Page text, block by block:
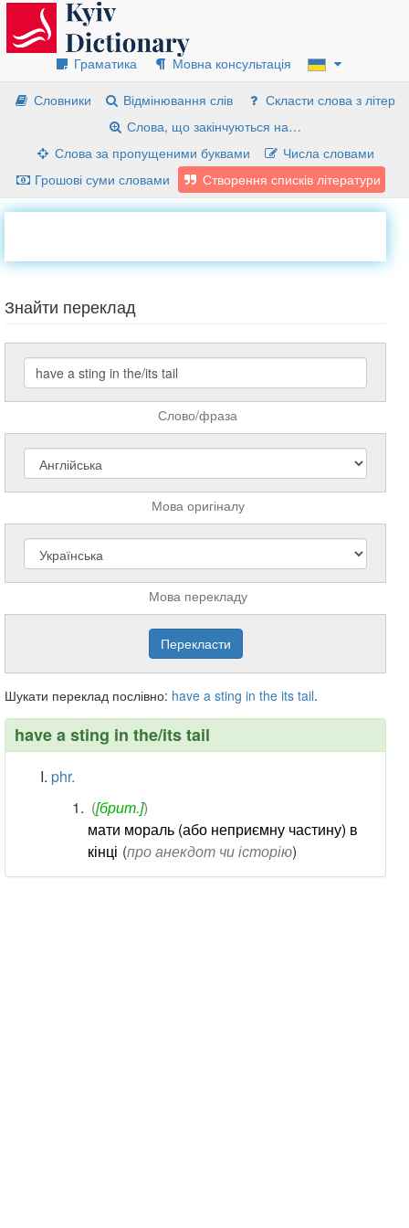
Граматика
Мовна консультація
Словники
Відмінювання слів
Скласти слова з літер
Слова, що закінчуються на…
Слова за пропущеними буквами
Числа словами
Грошові суми словами
Створення списків літератури
Знайти переклад
Слово/фраза
Мова оригіналу
Мова перекладу
Шукати переклад послівно: have a sting in the its tail.
have a sting in the/its tail
phr.
([брит.])
мати мораль (або неприємну частину) в
кінці (про анекдот чи історію)